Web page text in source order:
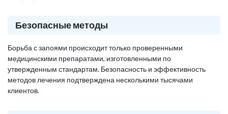
Безопасные методы
Борьба с запоями происходит только проверенными
медицинскими препаратами, изготовленными по
утвержденным стандартам. Безопасность и эффективность
методов лечения подтверждена несколькими тысячами
клиентов.